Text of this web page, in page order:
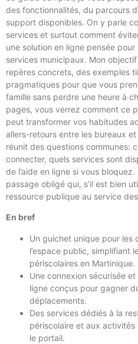
des fonctionnalités, du parcours
support disponibles. On y parle
services et surtout comment
une solution en ligne pensée
services municipaux. Mon
repères concrets, des exemples
pragmatiques pour que vous
famille sans perdre une heure à
pages, vous verrez comment ce
peut transformer vos habitudes
allers-retours entre les bureaux
réunit des questions communes:
connecter, quels services sont
de l’aide en ligne si vous
passage obligé qui, s’il est bien
ressource publique au service
En bref
Un guichet unique pour les
l’espace public, simplifiant
périscolaires en Martinique.
Une connexion sécurisée
ligne conçus pour gagner
déplacements.
Des services dédiés à la
périscolaire et aux
le portail.